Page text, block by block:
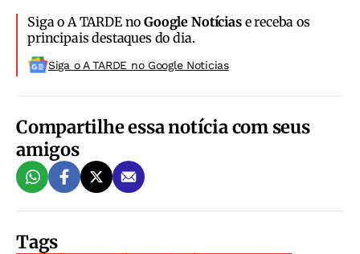
Siga o A TARDE noGoogle Notíciase receba os
principais destaques do dia.
Siga o A TARDE no Google Noticias
Compartilhe essa notícia com seus
amigos
Tags